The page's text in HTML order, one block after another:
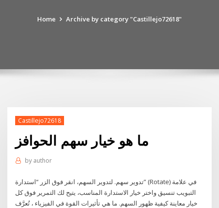
Home Archive by category "Castillejo72618"
Castillejo72618
ما هو خيار سهم الحوافز
by author
تدوير سهم. لتدوير السهم، انقر فوق الزر “استدارة” (Rotate) في علامة
التبويب تنسيق واختر خيار الاستدارة المناسب، يتيح لك التمرير فوق كل
خيار معاينة كيفية ظهور السهم. ما هي تأثيرات القوة في الفيزياء ، تُعرَّف